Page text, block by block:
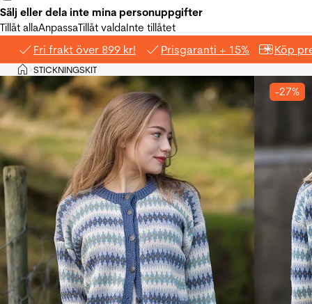
Sälj eller dela inte mina personuppgifter
Tillåt allaAnpassaTillåt valdaInte tillåtet
Fri frakt över 899 kr! Prisgaranti + 15% Köp
Hem
>STICKNINGSKIT
-27%